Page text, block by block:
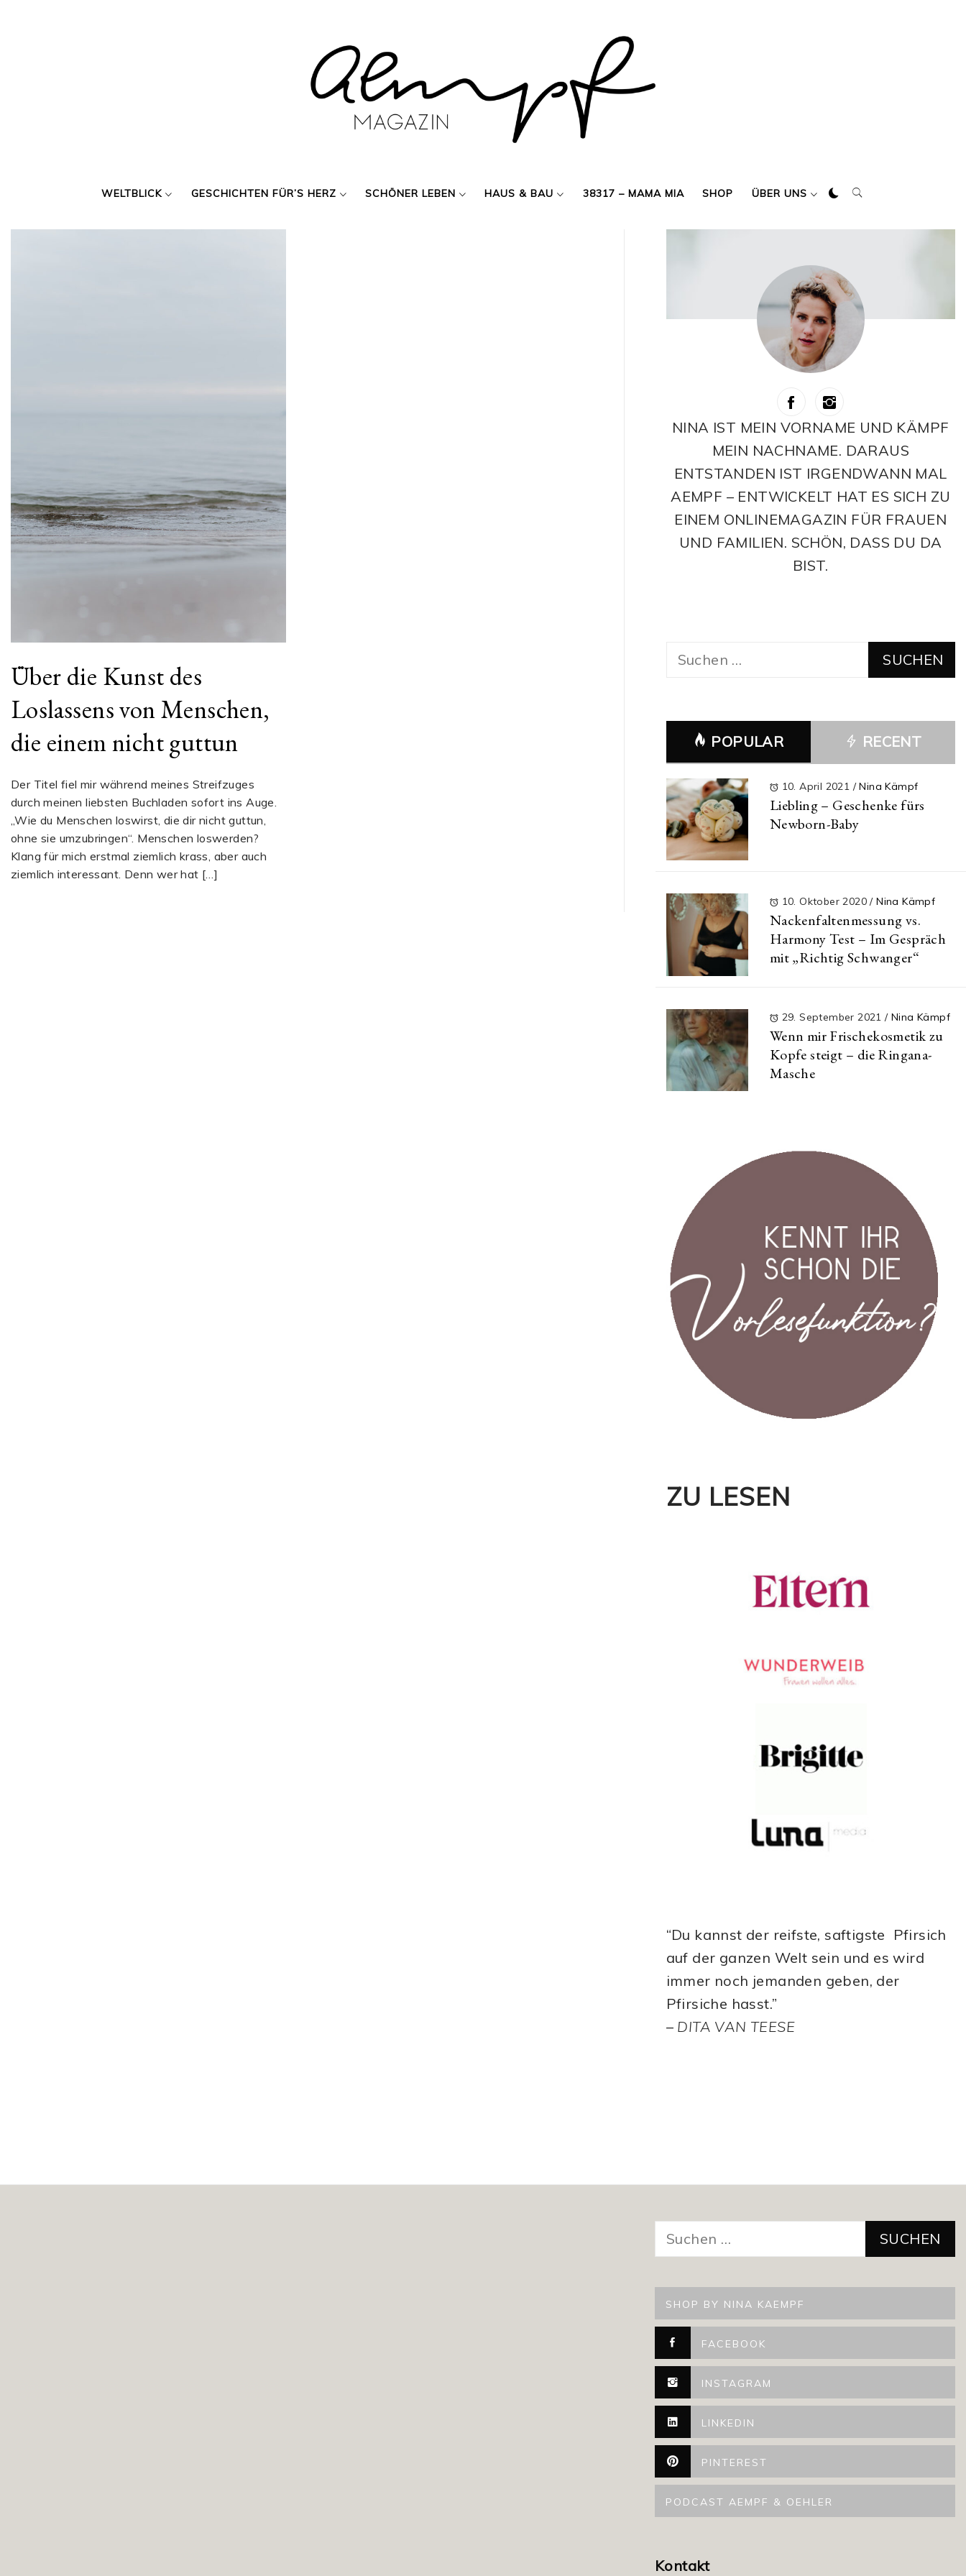
WELTBLICK GESCHICHTEN FÜR’S HERZ SCHÖNER LEBEN HAUS & BAU 38317 – MAMA MIA SHOP ÜBER UNS
Über die Kunst des
Loslassens von Menschen,
die einem nicht guttun
Der Titel fiel mir während meines Streifzuges
durch meinen liebsten Buchladen sofort ins Auge.
„Wie du Menschen loswirst, die dir nicht guttun,
ohne sie umzubringen“. Menschen loswerden?
Klang für mich erstmal ziemlich krass, aber auch
ziemlich interessant. Denn wer hat […]
NINA IST MEIN VORNAME UND KÄMPF
MEIN NACHNAME. DARAUS
ENTSTANDEN IST IRGENDWANN MAL
AEMPF – ENTWICKELT HAT ES SICH ZU
EINEM ONLINEMAGAZIN FÜR FRAUEN
UND FAMILIEN. SCHÖN, DASS DU DA
BIST.
Suchen
POPULAR RECENT
10. April 2021 / Nina Kämpf
Liebling – Geschenke fürs
Newborn-Baby
10. Oktober 2020/ Nina Kämpf
Nackenfaltenmessung vs.
Harmony Test – Im Gespräch
mit „Richtig Schwanger“
29. September 2021/ Nina Kämpf
Wenn mir Frischekosmetik zu
Kopfe steigt – die Ringana-
Masche
ZU LESEN
“Du kannst der reifste, saftigste Pfirsich
auf der ganzen Welt sein und es wird
immer noch jemanden geben, der
Pfirsiche hasst.”
– DITA VAN TEESE
nach:
SHOP BY NINA KAEMPF
FACEBOOK
INSTAGRAM
LINKEDIN
PINTEREST
PODCAST AEMPF & OEHLER
Kontakt